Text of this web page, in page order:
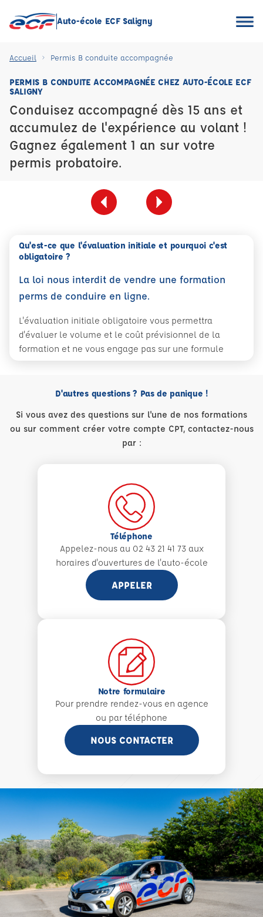
Auto-école ECF Saligny
Accueil Permis B conduite accompagnée
PERMIS B CONDUITE ACCOMPAGNÉE CHEZ AUTO-ÉCOLE ECF
SALIGNY
Conduisez accompagné dès 15 ans et
accumulez de l'expérience au volant !
Gagnez également 1 an sur votre
permis probatoire.
Qu'est-ce que l'évaluation initiale et pourquoi c'est
obligatoire ?
La loi nous interdit de vendre une formation
perms de conduire en ligne.
L'évaluation initiale obligatoire vous permettra
d'évaluer le volume et le coût prévisionnel de la
formation et ne vous engage pas sur une formule
D'autres questions ? Pas de panique !
Si vous avez des questions sur l'une de nos formations
ou sur comment créer votre compte CPT, contactez-nous
par :
Téléphone
Appelez-nous au 02 43 21 41 73 aux
horaires d'ouvertures de l'auto-école
APPELER
Notre formulaire
Pour prendre rendez-vous en agence
ou par téléphone
NOUS CONTACTER